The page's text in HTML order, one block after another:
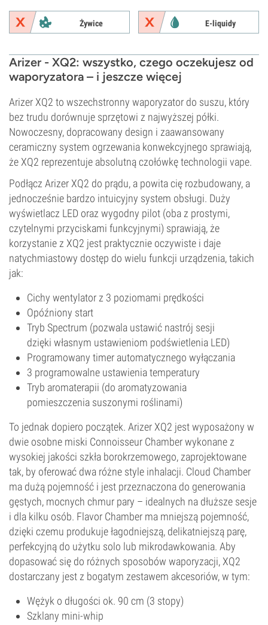
Żywice E-liquidy
Arizer - XQ2: wszystko, czego oczekujesz od
waporyzatora – i jeszcze więcej
Arizer XQ2 to wszechstronny waporyzator do suszu, który
bez trudu dorównuje sprzętowi z najwyższej półki.
Nowoczesny, dopracowany design i zaawansowany
ceramiczny system ogrzewania konwekcyjnego sprawiają,
że XQ2 reprezentuje absolutną czołówkę technologii vape.
Podłącz Arizer XQ2 do prądu, a powita cię rozbudowany, a
jednocześnie bardzo intuicyjny system obsługi. Duży
wyświetlacz LED oraz wygodny pilot (oba z prostymi,
czytelnymi przyciskami funkcyjnymi) sprawiają, że
korzystanie z XQ2 jest praktycznie oczywiste i daje
natychmiastowy dostęp do wielu funkcji urządzenia, takich
jak:
Cichy wentylator z 3 poziomami prędkości
Opóźniony start
Tryb Spectrum (pozwala ustawić nastrój sesji
dzięki własnym ustawieniom podświetlenia LED)
Programowany timer automatycznego wyłączania
3 programowalne ustawienia temperatury
Tryb aromaterapii (do aromatyzowania
pomieszczenia suszonymi roślinami)
To jednak dopiero początek. Arizer XQ2 jest wyposażony w
dwie osobne miski Connoisseur Chamber wykonane z
wysokiej jakości szkła borokrzemowego, zaprojektowane
tak, by oferować dwa różne style inhalacji. Cloud Chamber
ma dużą pojemność i jest przeznaczona do generowania
gęstych, mocnych chmur pary – idealnych na dłuższe sesje
i dla kilku osób. Flavor Chamber ma mniejszą pojemność,
dzięki czemu produkuje łagodniejszą, delikatniejszą parę,
perfekcyjną do użytku solo lub mikrodawkowania. Aby
dopasować się do różnych sposobów waporyzacji, XQ2
dostarczany jest z bogatym zestawem akcesoriów, w tym:
Wężyk o długości ok. 90 cm (3 stopy)
Szklany mini-whip